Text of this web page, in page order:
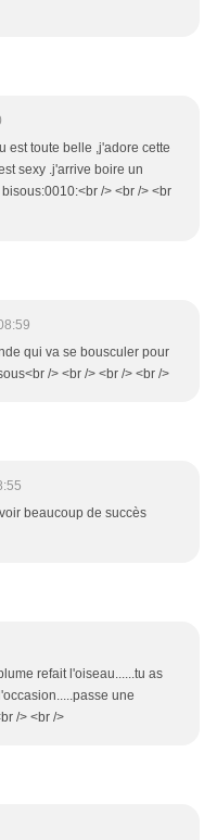
est toute belle ,j'adore cette
sexy .j'arrive boire un
/> <br /> <br
qui va se bousculer pour
/> <br /> <br /> <br />
beaucoup de succès
refait l'oiseau......tu as
une
/> <br />